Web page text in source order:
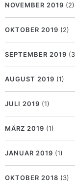
NOVEMBER 2019 (2)
OKTOBER 2019 (2)
SEPTEMBER 2019
AUGUST 2019 (1)
JULI 2019 (1)
MÄRZ 2019 (1)
JANUAR 2019 (1)
OKTOBER 2018 (3)